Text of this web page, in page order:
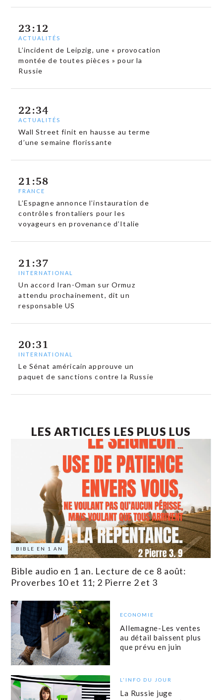
23:12
ACTUALITÉS
L’incident de Leipzig, une « provocation
montée de toutes pièces » pour la
Russie
22:34
ACTUALITÉS
Wall Street finit en hausse au terme
d’une semaine florissante
21:58
FRANCE
L’Espagne annonce l’instauration de
contrôles frontaliers pour les
voyageurs en provenance d’Italie
21:37
INTERNATIONAL
Un accord Iran-Oman sur Ormuz
attendu prochainement, dit un
responsable US
20:31
INTERNATIONAL
Le Sénat américain approuve un
paquet de sanctions contre la Russie
LES ARTICLES LES PLUS LUS
BIBLE EN 1 AN
Bible audio en 1 an. Lecture de ce 8 août:
Proverbes 10 et 11; 2 Pierre 2 et 3
ECONOMIE
Allemagne-Les ventes
au détail baissent plus
que prévu en juin
L'INFO DU JOUR
La Russie juge